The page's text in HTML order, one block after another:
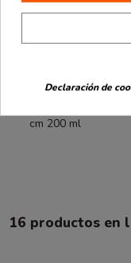
Packaging
cm 200 ml
16 productos en
Declaración de